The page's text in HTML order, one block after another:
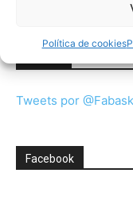
Política de cookies
Tweets por
Facebook